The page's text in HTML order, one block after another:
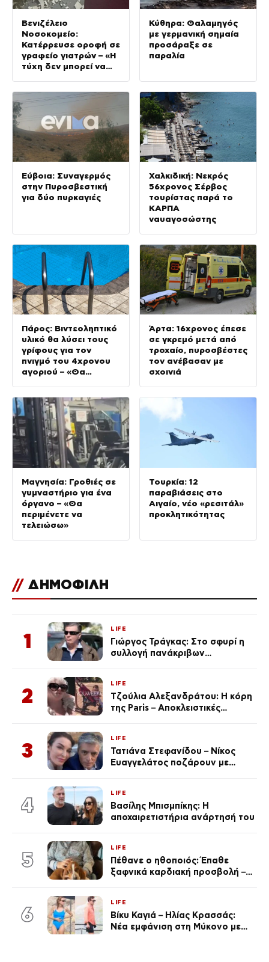
Βενιζέλειο
Νοσοκομείο:
Κατέρρευσε οροφή σε
γραφείο γιατρών – «Η
τύχη δεν μπορεί να
Κύθηρα: Θαλαμηγός
με γερμανική σημαία
προσάραξε σε
παραλία
Εύβοια: Συναγερμός
στην Πυροσβεστική
για δύο πυρκαγιές
Χαλκιδική: Νεκρός
56χρονος Σέρβος
τουρίστας παρά το
ΚΑΡΠΑ
ναυαγοσώστης
Πάρος: Βιντεοληπτικό
υλικό θα λύσει τους
γρίφους για τον
πνιγμό του 4χρονου
αγοριού – «Θα
πατέρας
Άρτα: 16χρονος έπεσε
σε γκρεμό μετά από
τροχαίο, πυροσβέστες
τον ανέβασαν με
σχοινιά
Μαγνησία: Γροθιές σε
γυμναστήριο για ένα
όργανο – «Θα
περιμένετε να
τελειώσω»
Τουρκία: 12
παραβιάσεις στο
Αιγαίο, νέο «ρεσιτάλ»
προκλητικότητας
// ΔΗΜΟΦΙΛΗ
1
LIFE
Γιώργος Τράγκας: Στο σφυρί η
συλλογή πανάκριβων
2
LIFE
Τζούλια Αλεξανδράτου: Η κόρη
της Paris – Αποκλειστικές
3
LIFE
Τατιάνα Στεφανίδου – Νίκος
Ευαγγελάτος ποζάρουν με
4
LIFE
Βασίλης Μπισμπίκης: Η
αποχαιρετιστήρια ανάρτησή του
5
LIFE
Πέθανε ο ηθοποιός: Έπαθε
ξαφνικά καρδιακή προσβολή – Η
6
LIFE
Βίκυ Καγιά – Ηλίας Κρασσάς:
Νέα εμφάνιση στη Μύκονο με